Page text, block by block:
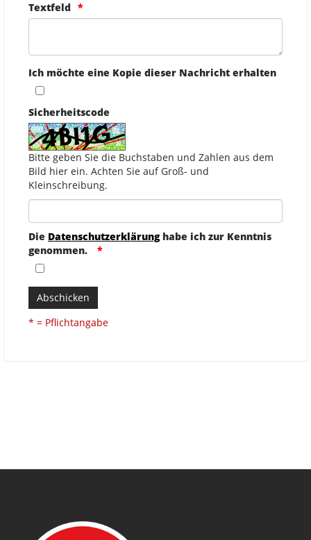
Textfeld
Ich möchte eine Kopie dieser Nachricht erhalten
Sicherheitscode
Bitte geben Sie die Buchstaben und Zahlen aus dem
Bild hier ein. Achten Sie auf Groß- und
Kleinschreibung.
Die Datenschutzerklärunghabe ich zur Kenntnis
genommen.
Abschicken
* = Pflichtangabe